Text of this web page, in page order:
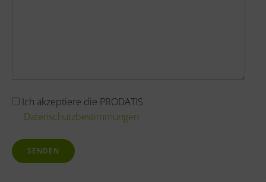
Akzeptanz
der
Datenschutzbestimmungen
Ich akzeptiere die PRODATIS
Datenschutzbestimmungen